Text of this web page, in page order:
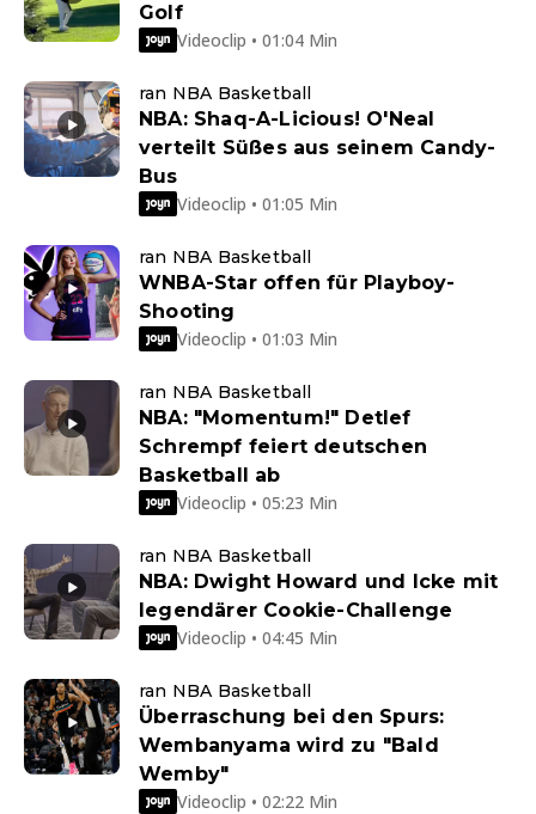
Golf
Videoclip • 01:04 Min
ran NBA Basketball
NBA: Shaq-A-Licious! O'Neal
verteilt Süßes aus seinem Candy-
Bus
Videoclip • 01:05 Min
ran NBA Basketball
WNBA-Star offen für Playboy-
Shooting
Videoclip • 01:03 Min
ran NBA Basketball
NBA: "Momentum!" Detlef
Schrempf feiert deutschen
Basketball ab
Videoclip • 05:23 Min
ran NBA Basketball
NBA: Dwight Howard und Icke mit
legendärer Cookie-Challenge
Videoclip • 04:45 Min
ran NBA Basketball
Überraschung bei den Spurs:
Wembanyama wird zu "Bald
Wemby"
Videoclip • 02:22 Min